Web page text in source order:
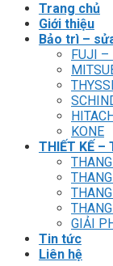
Trang chủ
Giới thiệu
Bảo trì –
FUJI –
KONE
THIẾT KẾ –
GIẢI
Tin tức
Liên hệ